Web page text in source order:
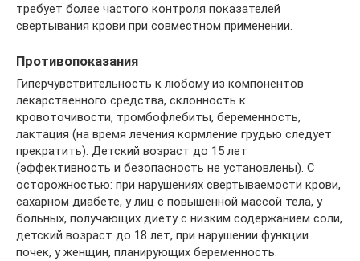
требует более частого контроля показателей
свертывания крови при совместном применении.
Противопоказания
Гиперчувствительность к любому из компонентов
лекарственного средства, склонность к
кровоточивости, тромбофлебиты, беременность,
лактация (на время лечения кормление грудью следует
прекратить). Детский возраст до 15 лет
(эффективность и безопасность не установлены). С
осторожностью: при нарушениях свертываемости крови,
сахарном диабете, у лиц с повышенной массой тела, у
больных, получающих диету с низким содержанием соли,
детский возраст до 18 лет, при нарушении функции
почек, у женщин, планирующих беременность.